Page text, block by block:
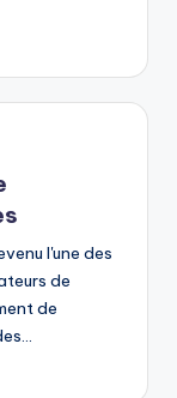
l'une des
de
de